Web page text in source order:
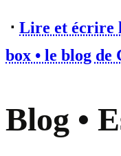
⋅ Lire et écrire
box • le blog de
Blog •